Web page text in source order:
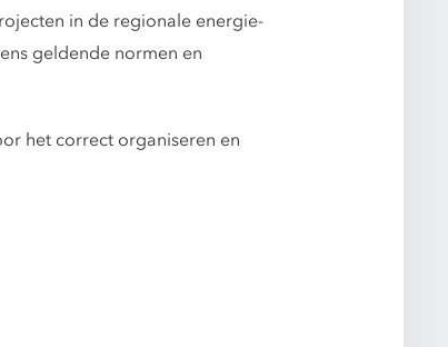
in de regionale energie-
geldende normen en
het correct organiseren en